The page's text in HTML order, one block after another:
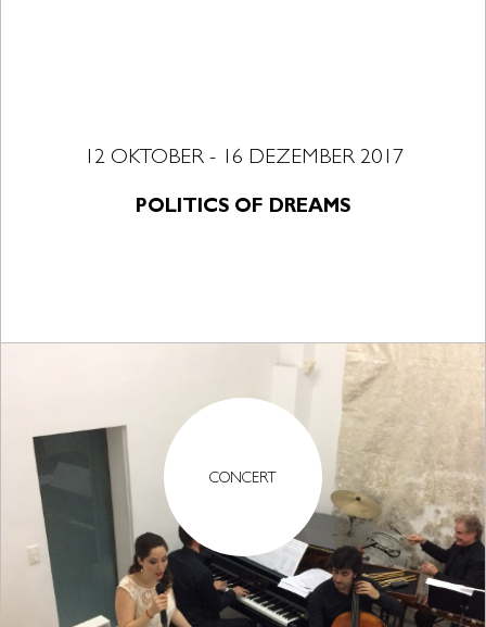
12 OKTOBER - 16 DEZEMBER 2017
POLITICS OF DREAMS
CONCERT